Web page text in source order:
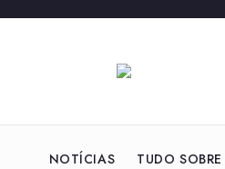
NOTÍCIAS TUDO